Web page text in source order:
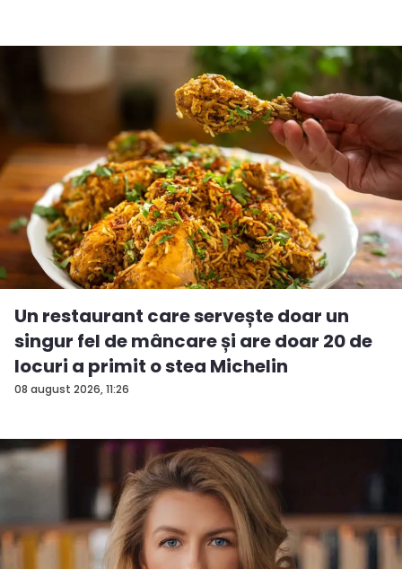
08 august 2026, 11:26
Un restaurant care servește doar un
singur fel de mâncare și are doar 20 de
locuri a primit o stea Michelin